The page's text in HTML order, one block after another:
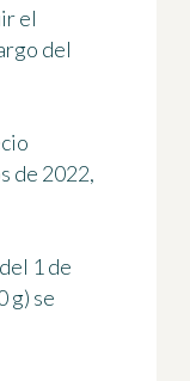
el
del
de 2022,
1 de
g) se